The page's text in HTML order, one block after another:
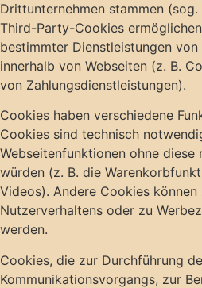
Drittunternehmen stammen
Third-Party-Cookies
bestimmter Dienstleistungen
innerhalb von Webseiten (z. B.
von Zahlungsdienstleistungen).
Cookies haben verschiedene
Cookies sind technisch
Webseitenfunktionen ohne diese
würden (z. B. die
Videos). Andere Cookies
Nutzerverhaltens oder zu
werden.
Cookies, die zur Durchführung
Kommunikationsvorgangs, zur